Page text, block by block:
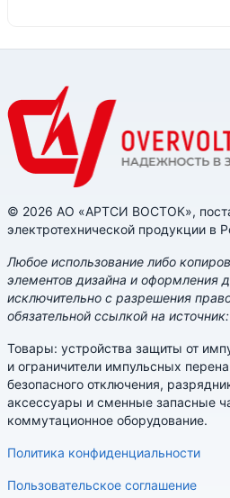
© 2026 АО «АРТСИ ВОСТОК»,
электротехнической продукции в
Любое использование либо
элементов дизайна и оформления
исключительно с разрешения
обязательной ссылкой на
Товары: устройства защиты от
и ограничители импульсных
безопасного отключения,
аксессуары и сменные запасные
коммутационное оборудование.
Политика конфиденциальности
Пользовательское соглашение